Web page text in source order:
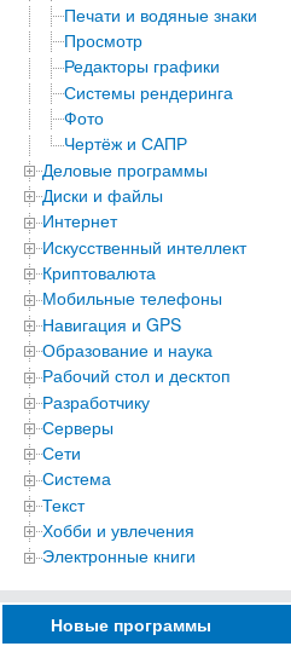
Печати и водяные знаки
Просмотр
Редакторы графики
Системы рендеринга
Фото
Чертёж и САПР
Деловые программы
Диски и файлы
Интернет
Искусственный интеллект
Криптовалюта
Мобильные телефоны
Навигация и GPS
Образование и наука
Рабочий стол и десктоп
Разработчику
Серверы
Сети
Система
Текст
Хобби и увлечения
Электронные книги
Новые программы